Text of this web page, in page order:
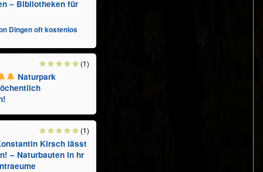
200 Transition-Town-
IT MEANS
– Bibliotheken für
Dingen oft kostenlos
Naturpark
(1)
Kirsch lässt
– Naturbauten in hr
(1)